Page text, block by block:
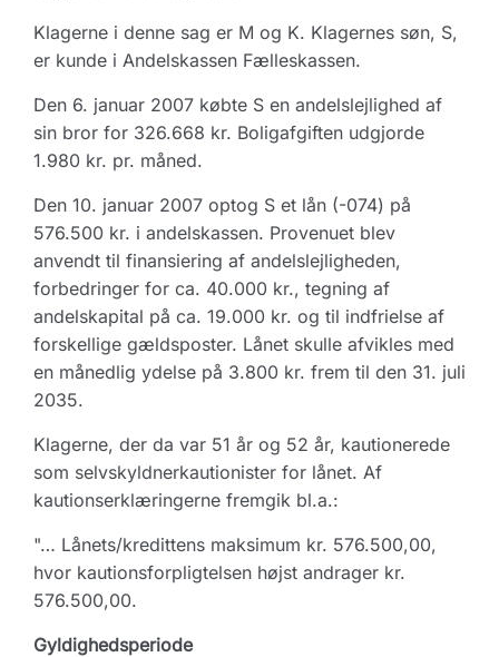
Klagerne i denne sag er M og K. Klagernes søn, S,
er kunde i Andelskassen Fælleskassen.
Den 6. januar 2007 købte S en andelslejlighed af
sin bror for 326.668 kr. Boligafgiften udgjorde
1.980 kr. pr. måned.
Den 10. januar 2007 optog S et lån (-074) på
576.500 kr. i andelskassen. Provenuet blev
anvendt til finansiering af andelslejligheden,
forbedringer for ca. 40.000 kr., tegning af
andelskapital på ca. 19.000 kr. og til indfrielse af
forskellige gældsposter. Lånet skulle afvikles med
en månedlig ydelse på 3.800 kr. frem til den 31. juli
2035.
Klagerne, der da var 51 år og 52 år, kautionerede
som selvskyldnerkautionister for lånet. Af
kautionserklæringerne fremgik bl.a.:
"… Lånets/kredittens maksimum kr. 576.500,00,
hvor kautionsforpligtelsen højst andrager kr.
576.500,00.
Gyldighedsperiode